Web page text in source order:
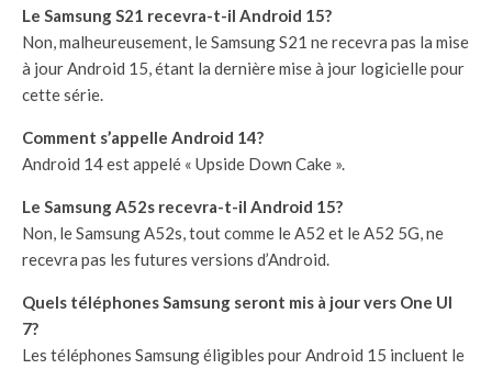
Le Samsung S21 recevra-t-il Android 15?
Non, malheureusement, le Samsung S21 ne recevra pas la mise
à jour Android 15, étant la dernière mise à jour logicielle pour
cette série.
Comment s’appelle Android 14?
Android 14 est appelé « Upside Down Cake ».
Le Samsung A52s recevra-t-il Android 15?
Non, le Samsung A52s, tout comme le A52 et le A52 5G, ne
recevra pas les futures versions d’Android.
Quels téléphones Samsung seront mis à jour vers One UI
7?
Les téléphones Samsung éligibles pour Android 15 incluent le